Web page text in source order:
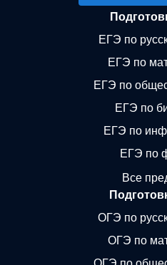
ЕГЭ по
ЕГЭ по
ЕГЭ по
ЕГЭ по
ЕГЭ по
ЕГЭ по
Все
ОГЭ по
ОГЭ по